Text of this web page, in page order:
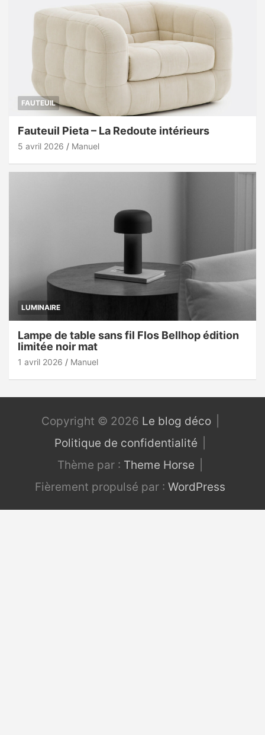
FAUTEUIL
Fauteuil Pieta – La Redoute intérieurs
5 avril 2026 Manuel
LUMINAIRE
Lampe de table sans fil Flos Bellhop édition
limitée noir mat
1 avril 2026 Manuel
Copyright © 2026 Le blog déco
Politique de confidentialité
Thème par : Theme Horse
Fièrement propulsé par : WordPress